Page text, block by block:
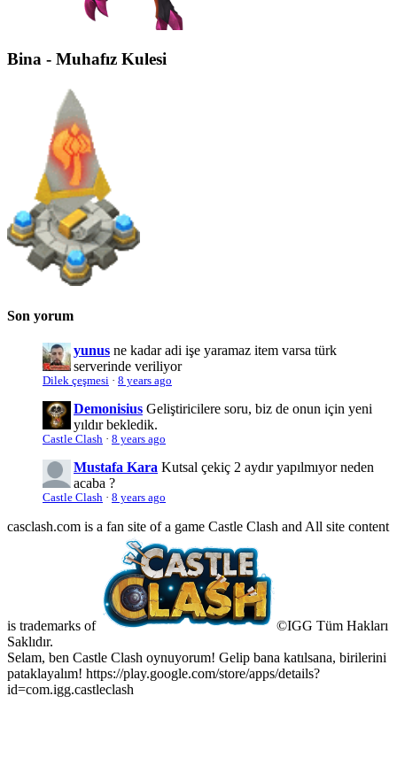
Bina - Muhafız Kulesi
Son yorum
yunus ne kadar adi işe yaramaz item varsa türk
serverinde veriliyor
Dilek çeşmesi · 8 years ago
Demonisius Geliştiricilere soru, biz de onun için yeni
yıldır bekledik.
Castle Clash · 8 years ago
Mustafa Kara Kutsal çekiç 2 aydır yapılmıyor neden
acaba ?
Castle Clash · 8 years ago
casclash.com is a fan site of a game Castle Clash and All site content
is trademarks of
©IGG Tüm Hakları
Saklıdır.
Selam, ben Castle Clash oynuyorum! Gelip bana katılsana, birilerini
pataklayalım! https://play.google.com/store/apps/details?
id=com.igg.castleclash